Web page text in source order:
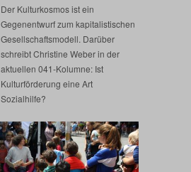
Der Kulturkosmos ist ein
Gegenentwurf zum kapitalistischen
Gesellschaftsmodell. Darüber
schreibt Christine Weber in der
aktuellen 041-Kolumne: Ist
Kulturförderung eine Art
Sozialhilfe?